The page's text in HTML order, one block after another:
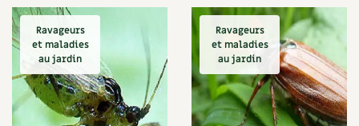
Ravageurs
et maladies
au jardin
Ravageurs
et maladies
au jardin